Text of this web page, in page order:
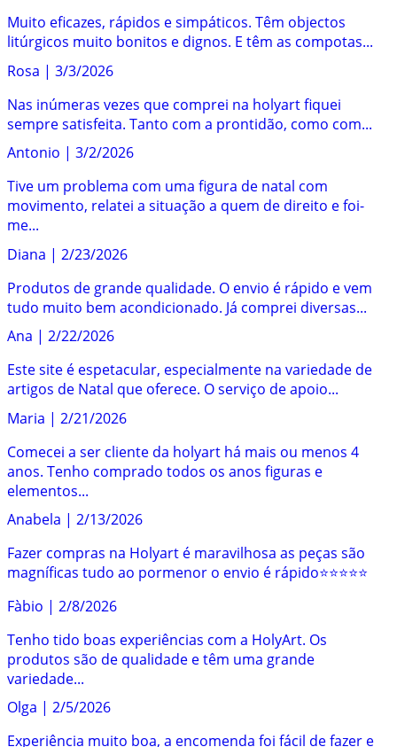
Muito eficazes, rápidos e simpáticos. Têm objectos
litúrgicos muito bonitos e dignos. E têm as compotas...
Rosa | 3/3/2026
Nas inúmeras vezes que comprei na holyart fiquei
sempre satisfeita. Tanto com a prontidão, como com...
Antonio | 3/2/2026
Tive um problema com uma figura de natal com
movimento, relatei a situação a quem de direito e foi-
me...
Diana | 2/23/2026
Produtos de grande qualidade. O envio é rápido e vem
tudo muito bem acondicionado. Já comprei diversas...
Ana | 2/22/2026
Este site é espetacular, especialmente na variedade de
artigos de Natal que oferece. O serviço de apoio...
Maria | 2/21/2026
Comecei a ser cliente da holyart há mais ou menos 4
anos. Tenho comprado todos os anos figuras e
elementos...
Anabela | 2/13/2026
Fazer compras na Holyart é maravilhosa as peças são
magníficas tudo ao pormenor o envio é rápido⭐️⭐️⭐️⭐️⭐️
Fàbio | 2/8/2026
Tenho tido boas experiências com a HolyArt. Os
produtos são de qualidade e têm uma grande
variedade...
Olga | 2/5/2026
Experiência muito boa, a encomenda foi fácil de fazer e